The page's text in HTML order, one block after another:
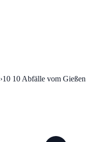
›10 10 Abfälle vom Gießen